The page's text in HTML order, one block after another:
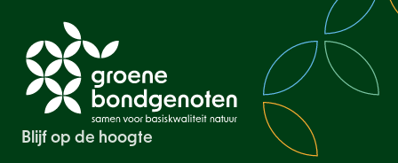
Blijf op de hoogte